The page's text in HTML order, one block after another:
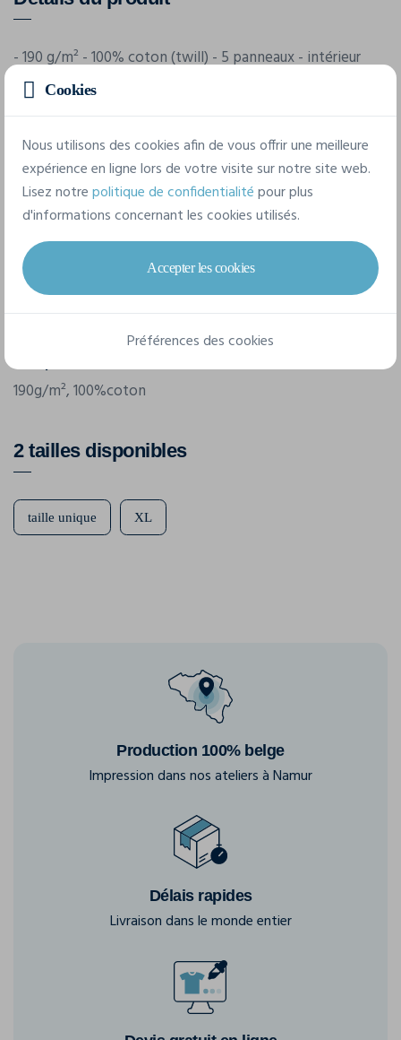
- 190 g/m² - 100% coton (twill) - 5 panneaux - intérieur
front renforcé - oeillets d’aération - fermeture par scratch
- convient à la broderie et à l impression
Caractéristiques
Result
Référence
RC05
Composition
190g/m², 100%coton
2 tailles disponibles
taille unique XL
Production 100% belge
Impression dans nos ateliers à Namur
Délais rapides
Livraison dans le monde entier
Cookies
Nous utilisons des cookies afin de vous offrir une meilleure
expérience en ligne lors de votre visite sur notre site web.
Lisez notrepolitique de confidentialitépour plus
d'informations concernant les cookies utilisés.
Accepter les cookies
Préférences des cookies